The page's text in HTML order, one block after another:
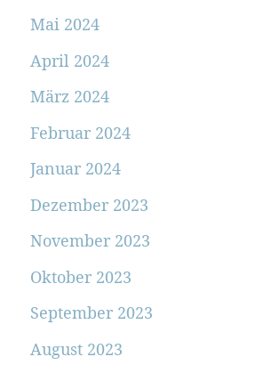
Mai 2024
April 2024
März 2024
Februar 2024
Januar 2024
Dezember 2023
November 2023
Oktober 2023
September 2023
August 2023